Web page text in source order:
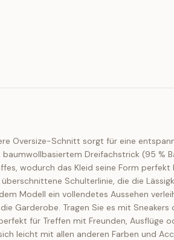
Oversize-Schnitt sorgt für eine
Dreifachstrick (95 %
wodurch das Kleid seine Form
Schulterlinie, die die
Modell ein vollendetes Aussehen
Garderobe. Tragen Sie es mit
für Treffen mit Freunden, Ausflüge
leicht mit allen anderen Farben und